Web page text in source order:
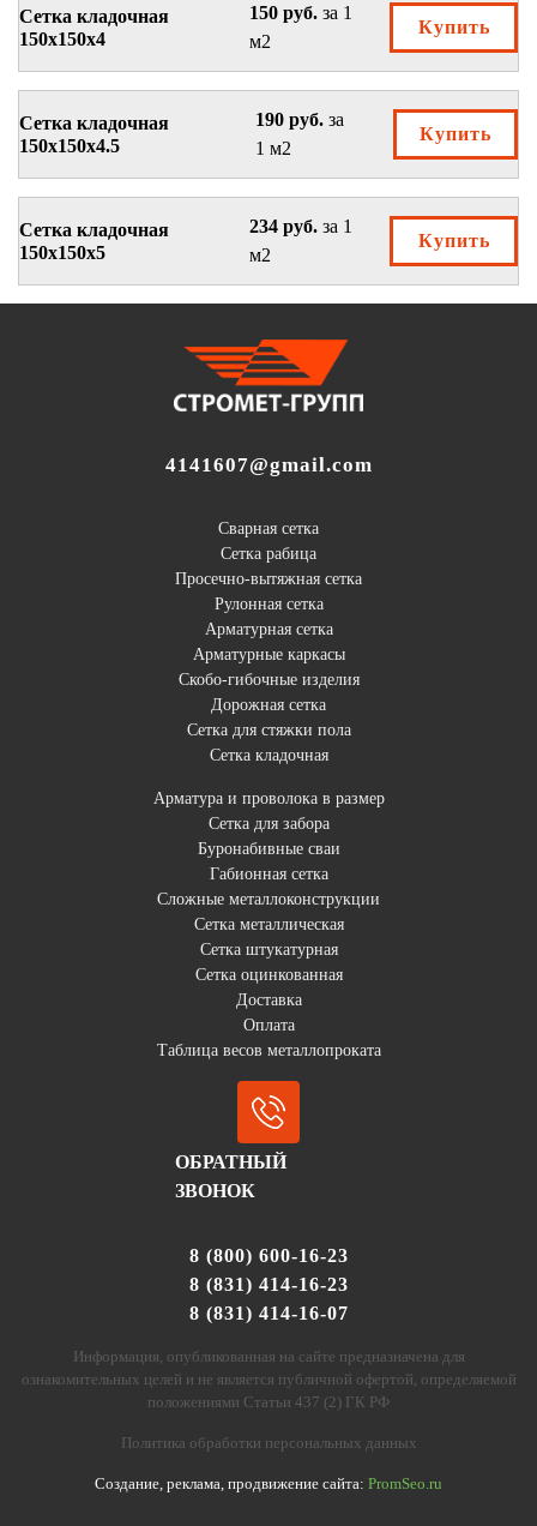
Сетка кладочная
150х150х4
150 руб. за 1
м2
Купить
Сетка кладочная
150х150х4.5
190 руб.за
1 м2
Купить
Сетка кладочная
150х150х5
234 руб. за 1
м2
Купить
4141607@gmail.com
Сварная сетка
Сетка рабица
Просечно-вытяжная сетка
Рулонная сетка
Арматурная сетка
Арматурные каркасы
Скобо-гибочные изделия
Дорожная сетка
Сетка для стяжки пола
Сетка кладочная
Арматура и проволока в размер
Сетка для забора
Буронабивные сваи
Габионная сетка
Сложные металлоконструкции
Сетка металлическая
Сетка штукатурная
Сетка оцинкованная
Доставка
Оплата
Таблица весов металлопроката
ОБРАТНЫЙ
ЗВОНОК
8 (800) 600-16-23
8 (831) 414-16-23
8 (831) 414-16-07
Информация, опубликованная на сайте предназначена для
ознакомительных целей и не является публичной офертой, определяемой
положениями Статьи 437 (2) ГК РФ
Политика обработки персональных данных
Создание, реклама, продвижение сайта: PromSeo.ru